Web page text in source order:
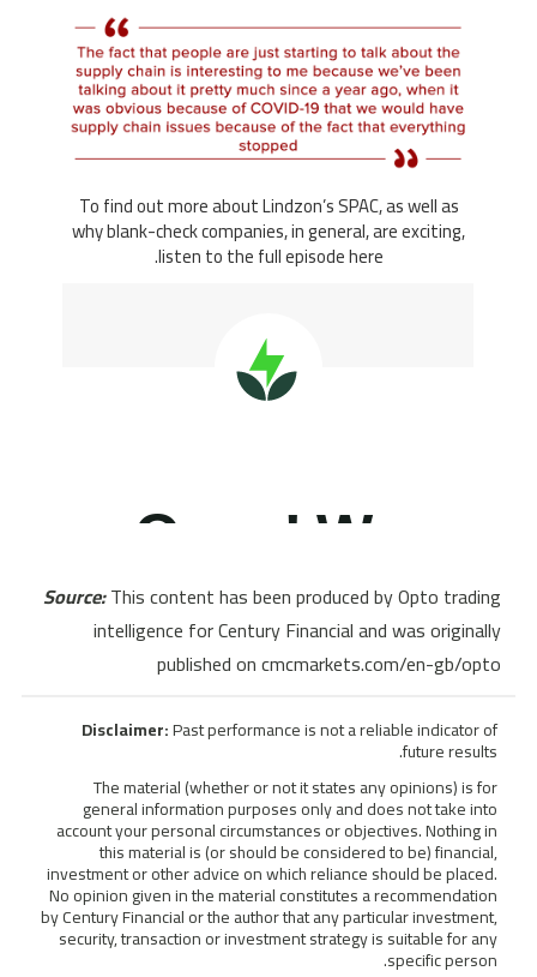
To find out more about Lindzon’s SPAC, as well as
why blank-check companies, in general, are exciting,
listen to the full episode here.
Source:This content has been produced by Opto trading
intelligence for Century Financial and was originally
published on cmcmarkets.com/en-gb/opto
Disclaimer:Past performance is not a reliable indicator of
future results.
The material (whether or not it states any opinions) is for
general information purposes only and does not take into
account your personal circumstances or objectives. Nothing in
this material is (or should be considered to be) financial,
investment or other advice on which reliance should be placed.
No opinion given in the material constitutes a recommendation
by Century Financial or the author that any particular investment,
security, transaction or investment strategy is suitable for any
specific person.